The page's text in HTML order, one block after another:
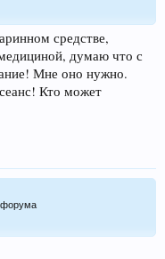
средстве,
думаю что с
Мне оно нужно.
Кто может
форума